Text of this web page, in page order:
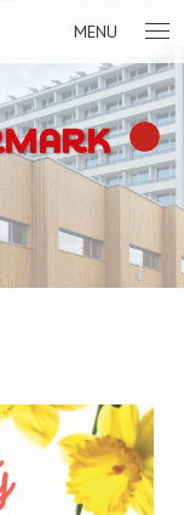
MENU